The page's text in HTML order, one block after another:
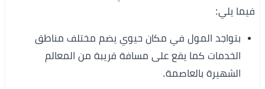
فيما يلي:
بتواجد المول في مكان حيوي يضم مختلف مناطق
الخدمات كما يقع على مسافة قريبة من المعالم
الشهيرة بالعاصمة.